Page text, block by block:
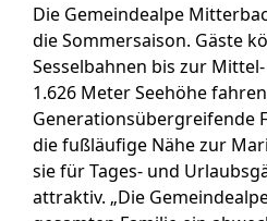
Die Gemeindealpe
die Sommersaison. Gäste
Sesselbahnen bis zur
1.626 Meter Seehöhe
Generationsübergreifende
die fußläufige Nähe zur
sie für Tages- und
attraktiv. „Die